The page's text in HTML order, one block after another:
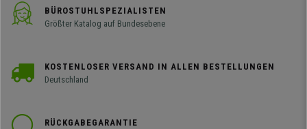
BÜROSTUHLSPEZIALISTEN
Größter Katalog auf Bundesebene
KOSTENLOSER VERSAND IN ALLEN BESTELLUNGEN
Deutschland
RÜCKGABEGARANTIE